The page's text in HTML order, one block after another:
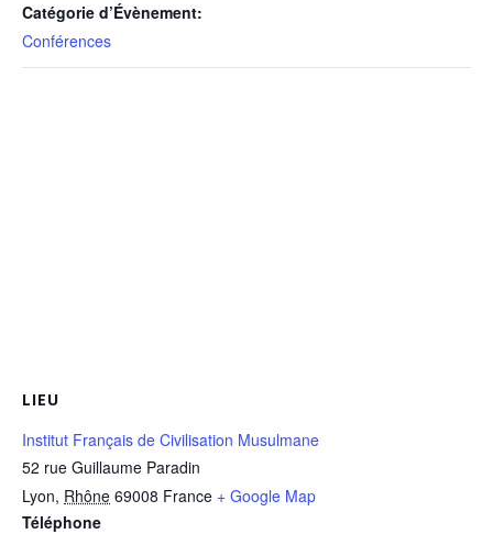
Catégorie d’Évènement:
Conférences
LIEU
Institut Français de Civilisation Musulmane
52 rue Guillaume Paradin
Lyon, Rhône 69008 France + Google Map
Téléphone